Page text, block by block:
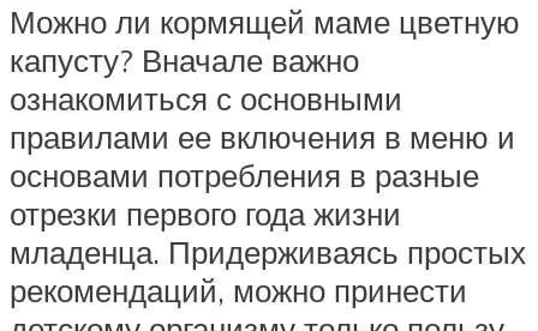
Можно ли кормящей маме цветную
капусту? Вначале важно
ознакомиться с основными
правилами ее включения в меню и
основами потребления в разные
отрезки первого года жизни
младенца. Придерживаясь простых
рекомендаций, можно принести